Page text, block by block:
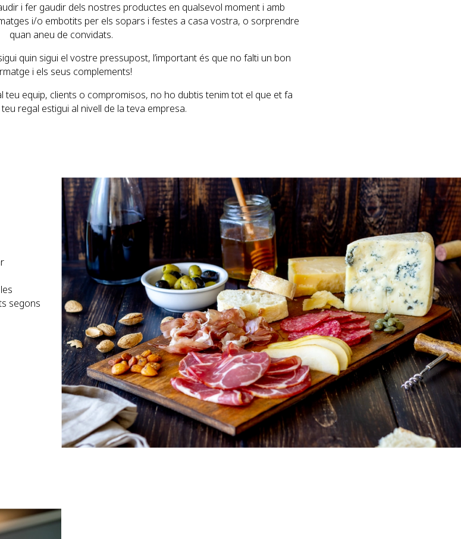
i fer gaudir dels nostres productes en qualsevol moment i amb
i/o embotits per els sopars i festes a casa vostra, o sorprendre
quan aneu de convidats.
quin sigui el vostre pressupost, l’important és que no falti un bon
i els seus complements!
teu equip, clients o compromisos, no ho dubtis tenim tot el que et fa
regal estigui al nivell de la teva empresa.
segons